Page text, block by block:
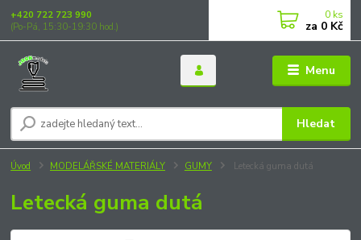
Menu
Hledat
+420 722 723 990
(Po-Pá, 15:30-19:30 hod.)
0 ks
za 0 Kč
Úvod MODELÁŘSKÉ MATERIÁLY GUMY Letecká guma dutá
Letecká guma dutá